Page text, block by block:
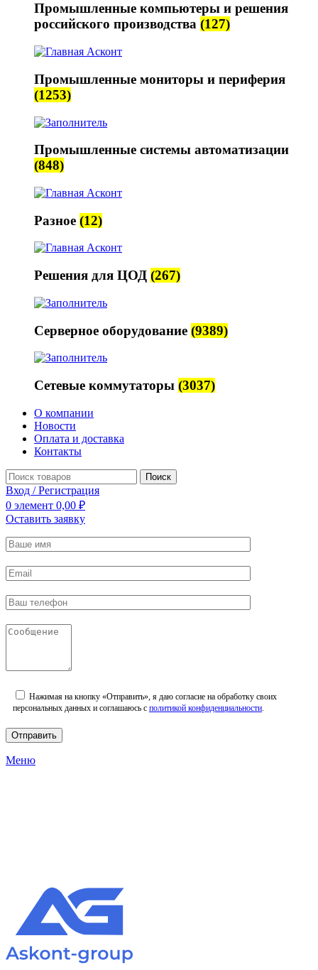
Промышленные компьютеры и решения
российского производства (127)
Промышленные мониторы и периферия
(1253)
Промышленные системы автоматизации
(848)
Разное (12)
Решения для ЦОД (267)
Серверное оборудование (9389)
Сетевые коммутаторы (3037)
О компании
Новости
Оплата и доставка
Контакты
Поиск
Вход / Регистрация
0 элемент 0,00 ₽
Оставить заявку
Нажимая на кнопку «Отправить», я даю согласие на обработку своих
персональных данных и соглашаюсь с политикой конфиденциальности
Меню